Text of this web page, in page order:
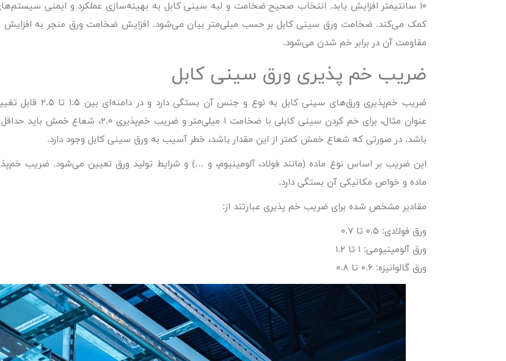
۱۰ سانتیمتر افزایش یابد. انتخاب صحیح ضخامت و لبه سینی کابل به بهینه‌سازی عملکرد و ایمنی
کمک می‌کند. ضخامت ورق سینی کابل بر حسب میلی‌متر بیان می‌شود. افزایش ضخامت ورق منجر به افزایش
مقاومت آن در برابر خم شدن می‌شود.
ضریب خم پذیری ورق سینی کابل
ضریب خم‌پذیری ورق‌های سینی کابل به نوع و جنس
باشد. در صورتی که شعاع خمش کمتر از این مقدار باشد، خطر آسیب به ورق سینی کابل وجود دارد.
این ضریب بر اساس نوع ماده (مانند فولاد، آلومینیوم، و …) و شرایط تولید ورق تعیین می‌شود. ضریب
ماده و خواص مکانیکی آن بستگی دارد.
مقادیر مشخص شده برای ضریب خم پذیری عبارتند از:
ورق فولادی: ۰.۵ تا ۰.۷
ورق آلومینیومی: ۱ تا ۱.۲
ورق گالوانیزه: ۰.۶ تا ۰.۸